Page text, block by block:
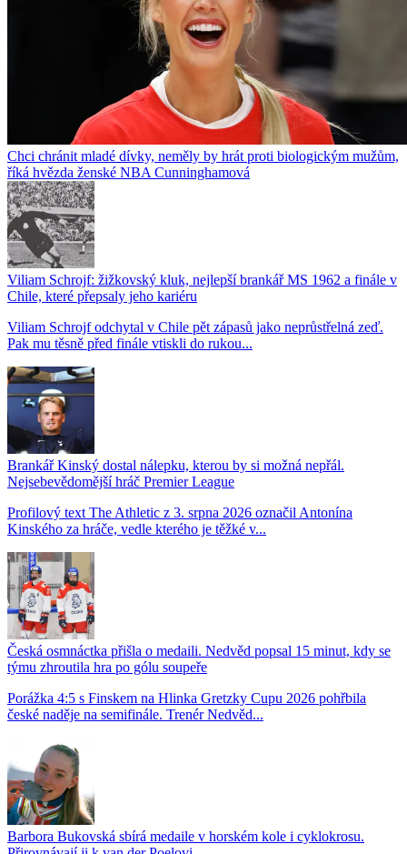
Chci chránit mladé dívky, neměly by hrát proti biologickým mužům,
říká hvězda ženské NBA Cunninghamová
Viliam Schrojf: žižkovský kluk, nejlepší brankář MS 1962 a finále v
Chile, které přepsaly jeho kariéru
Viliam Schrojf odchytal v Chile pět zápasů jako neprůstřelná zeď.
Pak mu těsně před finále vtiskli do rukou...
Brankář Kinský dostal nálepku, kterou by si možná nepřál.
Nejsebevědomější hráč Premier League
Profilový text The Athletic z 3. srpna 2026 označil Antonína
Kinského za hráče, vedle kterého je těžké v...
Česká osmnáctka přišla o medaili. Nedvěd popsal 15 minut, kdy se
týmu zhroutila hra po gólu soupeře
Porážka 4:5 s Finskem na Hlinka Gretzky Cupu 2026 pohřbila
české naděje na semifinále. Trenér Nedvěd...
Barbora Bukovská sbírá medaile v horském kole i cyklokrosu.